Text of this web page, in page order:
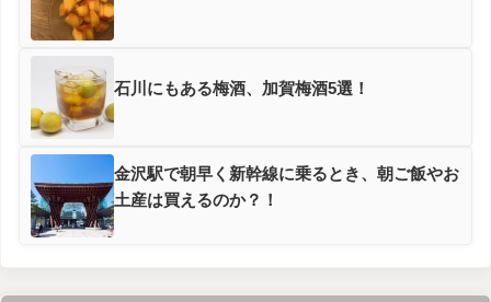
石川にもある梅酒、加賀梅酒5選！
金沢駅で朝早く新幹線に乗るとき、朝ご飯やお
土産は買えるのか？！